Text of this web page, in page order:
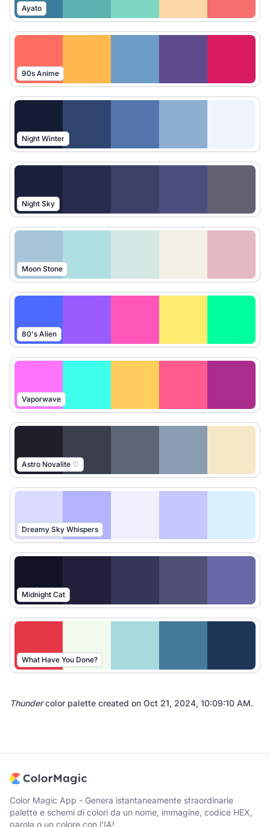
Ayato
90s Anime
Night Winter
Night Sky
Moon Stone
80's Alien
Vaporwave
Astro Novalite ♡
Dreamy Sky Whispers
Midnight Cat
What Have You Done?
Thundercolor palette created on Oct 21, 2024, 10:09:10 AM.
Color Magic App - Genera istantaneamente straordinarie
palette e schemi di colori da un nome, immagine, codice HEX,
parola o un colore con l'IA!